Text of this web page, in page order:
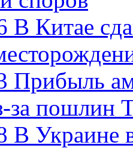
В Китае
Прибыль
за пошлин
В Украине